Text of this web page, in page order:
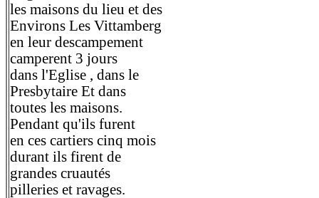
les maisons du lieu et des
Environs Les Vittamberg
en leur descampement
camperent 3 jours
dans l'Eglise , dans le
Presbytaire Et dans
toutes les maisons.
Pendant qu'ils furent
en ces cartiers cinq mois
durant ils firent de
grandes cruautés
pilleries et ravages.